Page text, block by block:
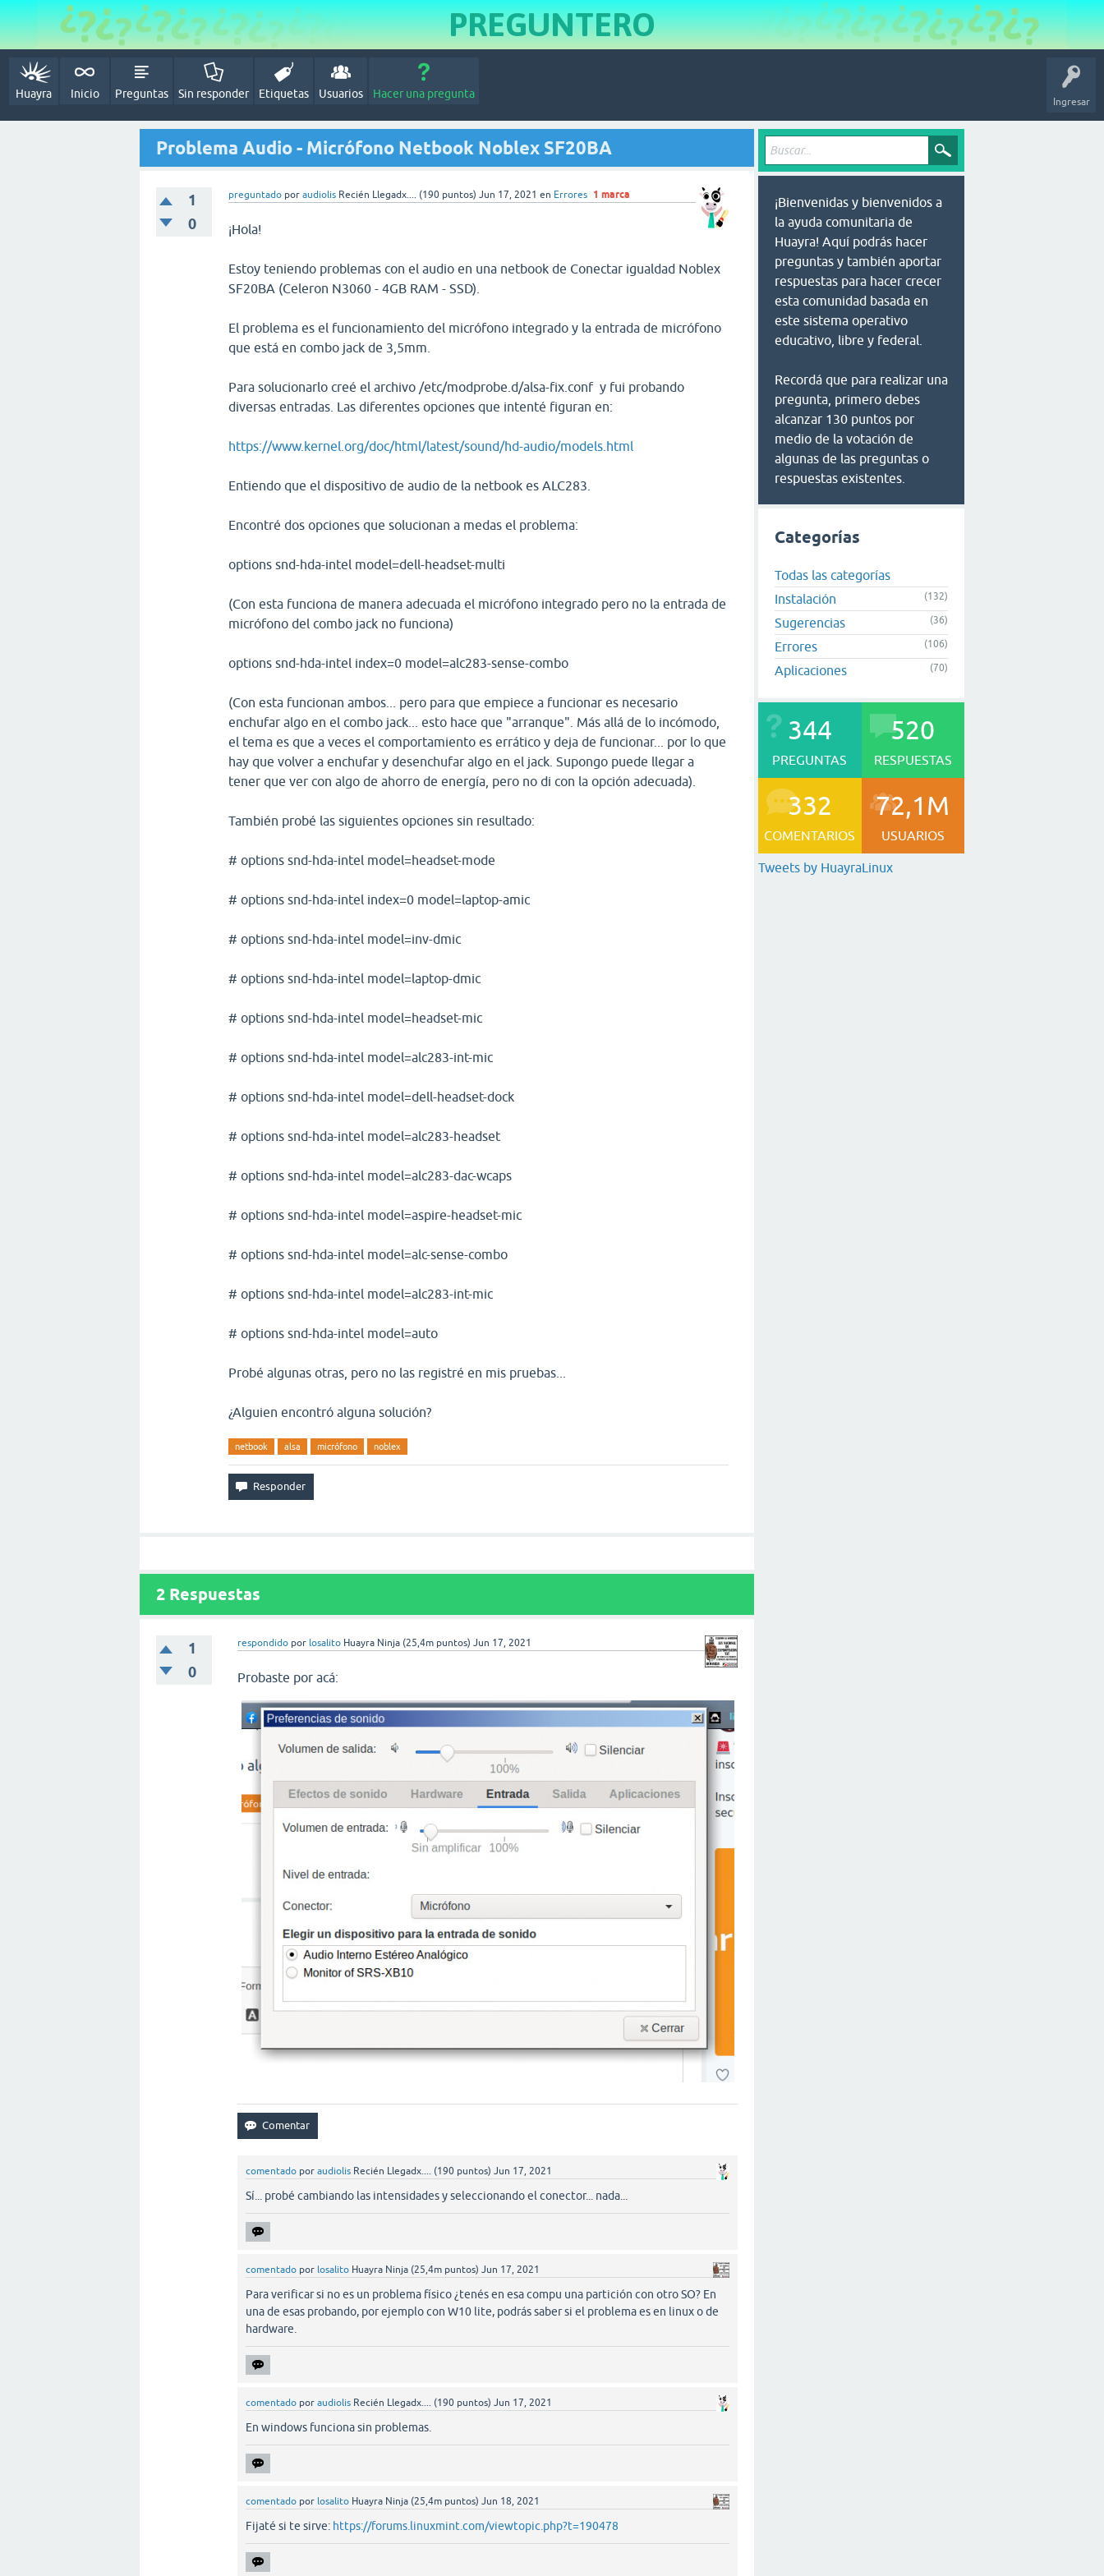
PREGUNTERO
Ingresar
Huayra Inicio Preguntas Sin responder Etiquetas Usuarios Hacer una pregunta
Problema Audio - Micrófono Netbook Noblex SF20BA
1
0
preguntado por audiolis Recién Llegadx.... (190 puntos) Jun 17, 2021 en Errores 1 marca
¡Hola!
Estoy teniendo problemas con el audio en una netbook de Conectar igualdad Noblex
SF20BA (Celeron N3060 - 4GB RAM - SSD).
El problema es el funcionamiento del micrófono integrado y la entrada de micrófono
que está en combo jack de 3,5mm.
Para solucionarlo creé el archivo /etc/modprobe.d/alsa-fix.conf y fui probando
diversas entradas. Las diferentes opciones que intenté figuran en:
https://www.kernel.org/doc/html/latest/sound/hd-audio/models.html
Entiendo que el dispositivo de audio de la netbook es ALC283.
Encontré dos opciones que solucionan a medas el problema:
options snd-hda-intel model=dell-headset-multi
(Con esta funciona de manera adecuada el micrófono integrado pero no la entrada de
micrófono del combo jack no funciona)
options snd-hda-intel index=0 model=alc283-sense-combo
(Con esta funcionan ambos... pero para que empiece a funcionar es necesario
enchufar algo en el combo jack... esto hace que "arranque". Más allá de lo incómodo,
el tema es que a veces el comportamiento es errático y deja de funcionar... por lo que
hay que volver a enchufar y desenchufar algo en el jack. Supongo puede llegar a
tener que ver con algo de ahorro de energía, pero no di con la opción adecuada).
También probé las siguientes opciones sin resultado:
# options snd-hda-intel model=headset-mode
# options snd-hda-intel index=0 model=laptop-amic
# options snd-hda-intel model=inv-dmic
# options snd-hda-intel model=laptop-dmic
# options snd-hda-intel model=headset-mic
# options snd-hda-intel model=alc283-int-mic
# options snd-hda-intel model=dell-headset-dock
# options snd-hda-intel model=alc283-headset
# options snd-hda-intel model=alc283-dac-wcaps
# options snd-hda-intel model=aspire-headset-mic
# options snd-hda-intel model=alc-sense-combo
# options snd-hda-intel model=alc283-int-mic
# options snd-hda-intel model=auto
Probé algunas otras, pero no las registré en mis pruebas...
¿Alguien encontró alguna solución?
netbook alsa micrófono noblex
2 Respuestas
1
0
respondido por losalito Huayra Ninja (25,4m puntos) Jun 17, 2021
Probaste por acá:
comentado poraudiolis Recién Llegadx.... (190 puntos) Jun 17, 2021
Sí... probé cambiando las intensidades y seleccionando el conector... nada...
comentado por losalito Huayra Ninja (25,4m puntos) Jun 17, 2021
Para verificar si no es un problema físico ¿tenés en esa compu una partición con otro SO? En
una de esas probando, por ejemplo con W10 lite, podrás saber si el problema es en linux o de
hardware.
comentado poraudiolis Recién Llegadx.... (190 puntos) Jun 17, 2021
En windows funciona sin problemas.
comentado por losalito Huayra Ninja (25,4m puntos) Jun 18, 2021
Fijaté si te sirve: https://forums.linuxmint.com/viewtopic.php?t=190478
¡Bienvenidas y bienvenidos a
la ayuda comunitaria de
Huayra! Aquí podrás hacer
preguntas y también aportar
respuestas para hacer crecer
esta comunidad basada en
este sistema operativo
educativo, libre y federal.
Recordá que para realizar una
pregunta, primero debes
alcanzar 130 puntos por
medio de la votación de
algunas de las preguntas o
respuestas existentes.
Categorías
Todas las categorías
Instalación
(132)
Sugerencias (36)
Errores (106)
Aplicaciones (70)
344
PREGUNTAS
520
RESPUESTAS
332
COMENTARIOS
72,1M
USUARIOS
Tweets by HuayraLinux